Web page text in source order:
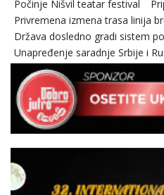
Počinje Nišvil teatar festival
Privremena izmena trasa linija
Država dosledno gradi sistem
Unapređenje saradnje Srbije i